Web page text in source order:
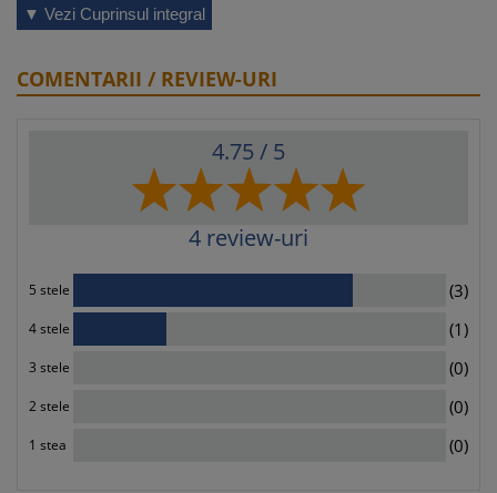
3.1 Infractiunea de spalare a banilor
4. Cine sunt entitatile raportoare
5. Obligatii de raportare
5.2 Raportarea tranzactiilor care nu prezinta indicatori de
6. Obligatii speciale pentru unele entitati raportoare
7. Cum se inregistreaza o entitate raportoare in evidentele
tranzactiile suspecte si a tranzactiilor cu sume in numerar
mai mari de 10.000 euro (Ordin ONPCSB nr 14/2021)
8.1 Metodologia de transmitere a rapoartelor de tranzactii
suspecte (RTS)
8.2 Metodologia de transmitere a rapoartelor de tranzactii
cu numerar (RTN)
10. Model Raport Tranzactii cu numerar mai mari de 10.000
▼ Vezi Cuprinsul integral
COMENTARII / REVIEW-URI
4.75 / 5
4 review-uri
5 stele (3)
4 stele (1)
3 stele (0)
2 stele (0)
1 stea (0)